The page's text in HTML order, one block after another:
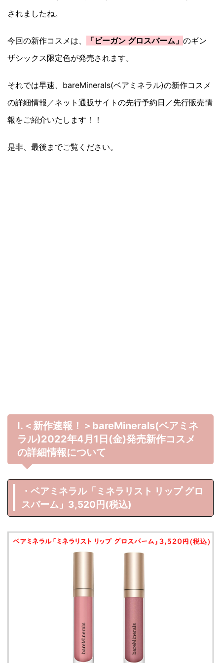
されましたね。
今回の新作コスメは、 「ビーガン グロスバーム」 のギン
ザシックス限定色が発売されます。
それでは早速、bareMinerals(ベアミネラル)の新作コスメ
の詳細情報／ネット通販サイトの先行予約日／先行販売情
報をご紹介いたします！！
是非、最後までご覧ください。
Ⅰ.＜新作速報！＞bareMinerals(ベアミネ
ラル)2022年4月1日(金)発売新作コスメ
の詳細情報について
・ベアミネラル「ミネラリスト リップ グロ
スバーム」3,520円(税込)